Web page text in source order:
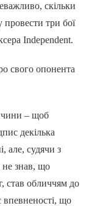
скільки
провести три бої
Independent.
свого опонента
– щоб
декілька
але, судячи з
не знав, що
став обличчям до
впевненості, що